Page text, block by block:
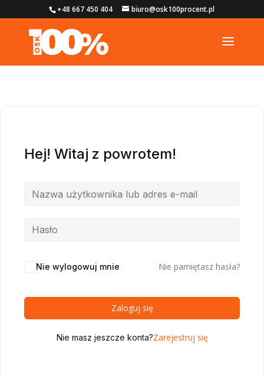
+48 667 450 404 biuro@osk100procent.pl
Hej! Witaj z powrotem!
Nie wylogowuj mnie Nie pamiętasz hasła?
Zaloguj się
Nie masz jeszcze konta?Zarejestruj się